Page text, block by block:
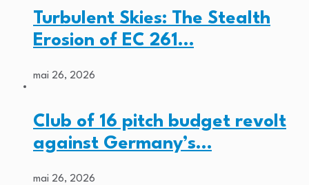
Turbulent Skies: The Stealth
Erosion of EC 261…
mai 26, 2026
Club of 16 pitch budget revolt
against Germany’s…
mai 26, 2026